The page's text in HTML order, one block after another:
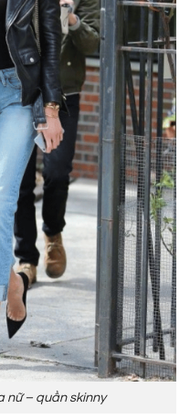
nữ – quần skinny